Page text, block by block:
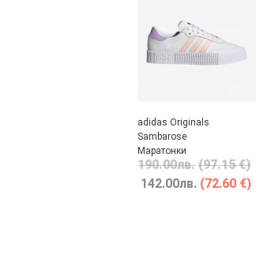
adidas Originals
Sambarose
Маратонки
190.00лв. (97.15 €)
142.00лв. (72.60 €)